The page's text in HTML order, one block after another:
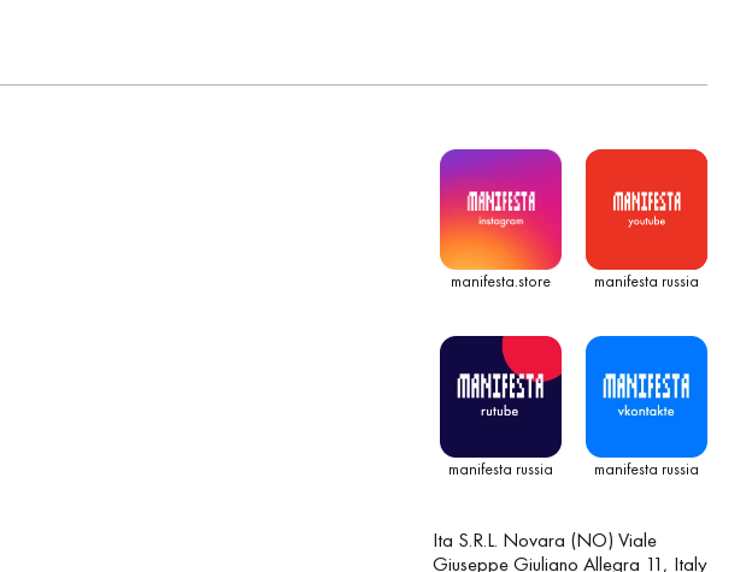
manifesta.store manifesta russia
manifesta russia manifesta russia
Ita S.R.L. Novara (NO) Viale
Giuseppe Giuliano Allegra 11, Italy